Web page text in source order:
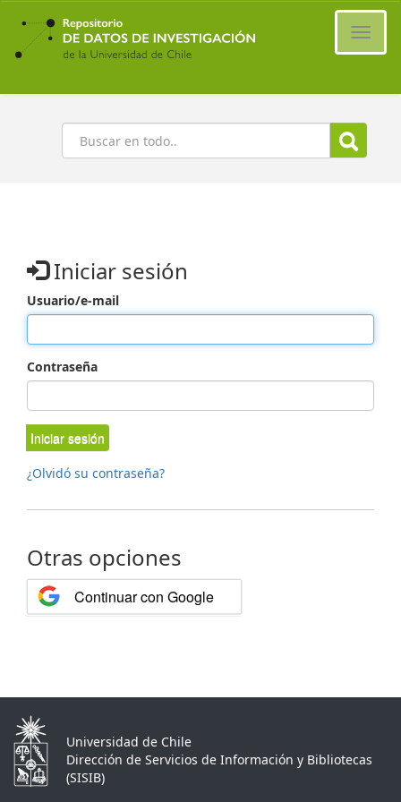
Ir
contenido
principal
Buscar
Iniciar sesión
Usuario/e-mail
Contraseña
Iniciar sesión
¿Olvidó su contraseña?
Otras opciones
Continuar con Google
Universidad de Chile
Dirección de Servicios de Información y Bibliotecas
(SISIB)